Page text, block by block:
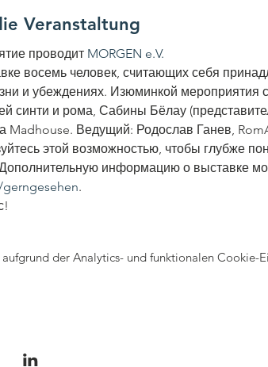
Veranstaltung
проводит MORGEN e.V.
восемь человек, считающих себя
и убеждениях. Изюминкой мероприятия
синти и рома, Сабины Бёлау
Madhouse. Ведущий: Родослав Ганев,
этой возможностью, чтобы глубже
информацию о выставке
.
der Analytics- und funktionalen Cookie-